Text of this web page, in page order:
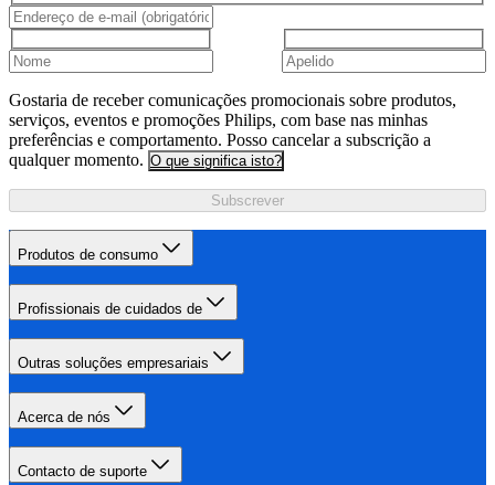
Gostaria de receber comunicações promocionais sobre produtos,
serviços, eventos e promoções Philips, com base nas minhas
preferências e comportamento. Posso cancelar a subscrição a
qualquer momento. O que significa isto?
Subscrever
Produtos de consumo
Profissionais de cuidados de
Outras soluções empresariais
Acerca de nós
Contacto de suporte